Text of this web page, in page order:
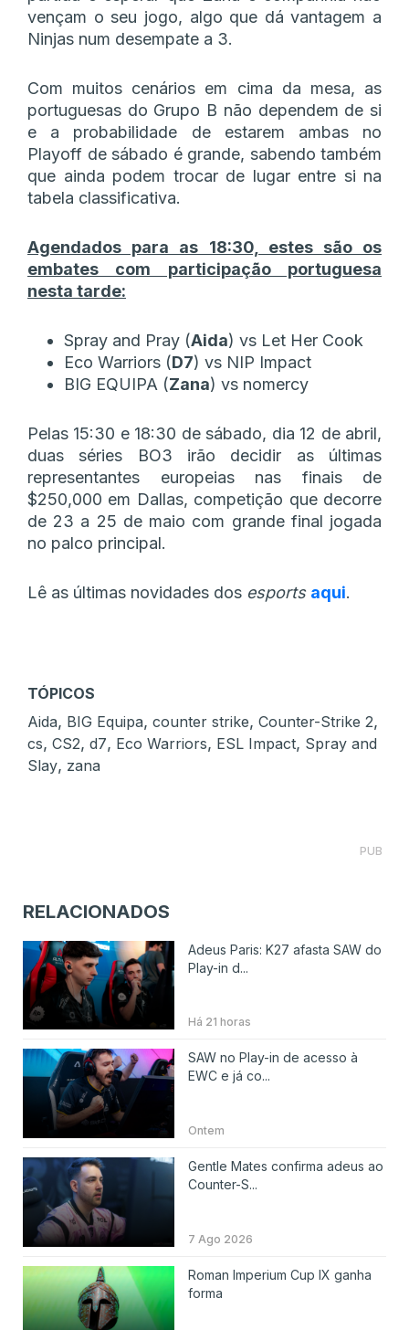
vençam o seu jogo, algo que dá vantagem a
Ninjas num desempate a 3.
Com muitos cenários em cima da mesa, as
portuguesas do Grupo B não dependem de si
e a probabilidade de estarem ambas no
Playoff de sábado é grande, sabendo também
que ainda podem trocar de lugar entre si na
tabela classificativa.
Agendados para as 18:30, estes são os
embates com participação portuguesa
nesta tarde:
Spray and Pray (Aida) vs Let Her Cook
Eco Warriors (D7) vs NIP Impact
BIG EQUIPA (Zana) vs nomercy
Pelas 15:30 e 18:30 de sábado, dia 12 de abril,
duas séries BO3 irão decidir as últimas
representantes europeias nas finais de
$250,000 em Dallas, competição que decorre
de 23 a 25 de maio com grande final jogada
no palco principal.
Lê as últimas novidades dos esports aqui.
TÓPICOS
Aida, BIG Equipa, counter strike, Counter-Strike 2,
cs, CS2, d7, Eco Warriors, ESL Impact, Spray and
Slay, zana
PUB
RELACIONADOS
Adeus Paris: K27 afasta SAW do
Play-in d...
Há 21 horas
SAW no Play-in de acesso à
EWC e já co...
Ontem
Gentle Mates confirma adeus ao
Counter-S...
7 Ago 2026
Roman Imperium Cup IX ganha
forma